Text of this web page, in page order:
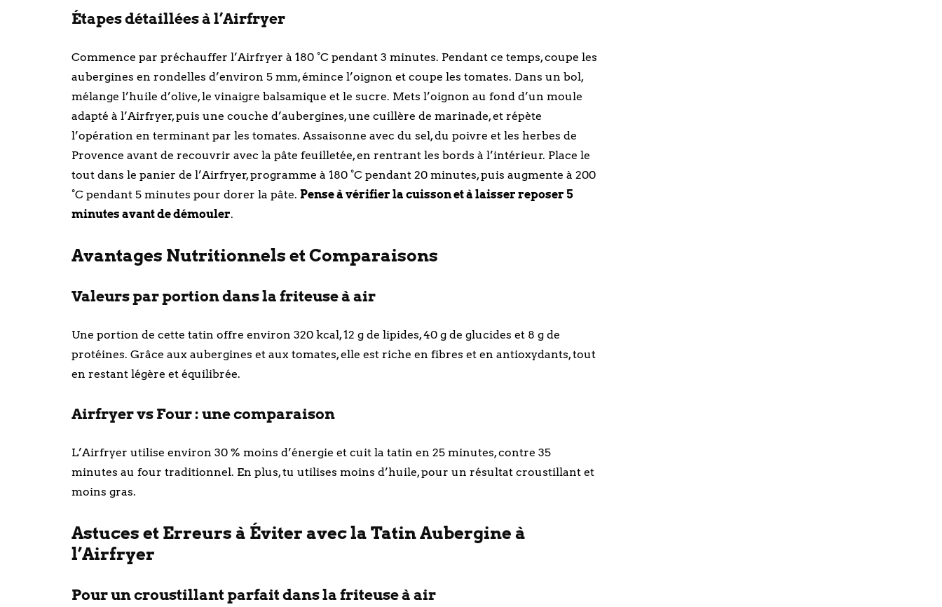
Étapes détaillées à l’Airfryer
Commence par préchauffer l’Airfryer à 180 °C pendant 3 minutes. Pendant ce temps, coupe les
aubergines en rondelles d’environ 5 mm, émince l’oignon et coupe les tomates. Dans un bol,
mélange l’huile d’olive, le vinaigre balsamique et le sucre. Mets l’oignon au fond d’un moule
adapté à l’Airfryer, puis une couche d’aubergines, une cuillère de marinade, et répète
l’opération en terminant par les tomates. Assaisonne avec du sel, du poivre et les herbes de
Provence avant de recouvrir avec la pâte feuilletée, en rentrant les bords à l’intérieur. Place le
tout dans le panier de l’Airfryer, programme à 180 °C pendant 20 minutes, puis augmente à 200
°C pendant 5 minutes pour dorer la pâte. Pense à vérifier la cuisson et à laisser reposer 5
minutes avant de démouler.
Avantages Nutritionnels et Comparaisons
Valeurs par portion dans la friteuse à air
Une portion de cette tatin offre environ 320 kcal, 12 g de lipides, 40 g de glucides et 8 g de
protéines. Grâce aux aubergines et aux tomates, elle est riche en fibres et en antioxydants, tout
en restant légère et équilibrée.
Airfryer vs Four : une comparaison
L’Airfryer utilise environ 30 % moins d’énergie et cuit la tatin en 25 minutes, contre 35
minutes au four traditionnel. En plus, tu utilises moins d’huile, pour un résultat croustillant et
moins gras.
Astuces et Erreurs à Éviter avec la Tatin Aubergine à
l’Airfryer
Pour un croustillant parfait dans la friteuse à air